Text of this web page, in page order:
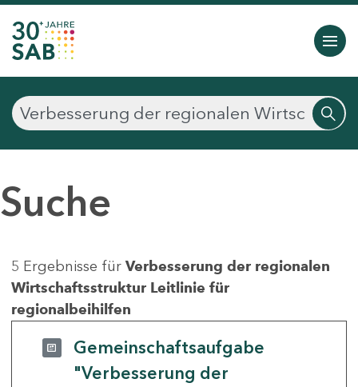
Suche
5 Ergebnisse für Verbesserung der regionalen
Wirtschaftsstruktur Leitlinie für
regionalbeihilfen
Gemeinschaftsaufgabe
"Verbesserung der